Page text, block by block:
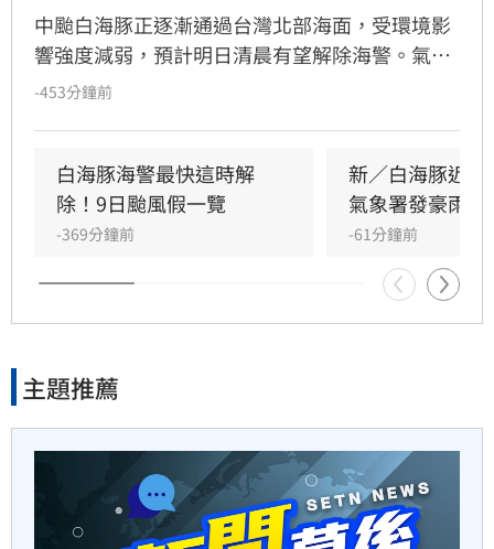
5小時前
劍橋最年輕黑人教授閃辭！爆
論文抄襲造假
6小時前
遊日瘋買恢復衣「穿」越疲
煮菜遭婆婆罵！尫勸別計較
人妻嘆像台傭
6小時前
中颱白海豚正逐漸通過台灣北部海面，受環境影
響強度減弱，預計明日清晨有望解除海警。氣象
專家提醒，白海豚環流掠過，今日中部以北降雨
南部迎風面有局部陣雨，其餘地區悶熱。週四起
受南海水氣影響，西半部午後易有強對流發展，
未來一週天氣不穩定，請民眾留意最新氣象資訊
-453分鐘前
白海豚海警最快這時解
除！9日颱風假一覽
-369分鐘前
新／白海豚近
氣象署發豪雨特
-61分鐘前
主題推薦